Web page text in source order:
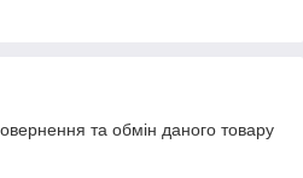
та обмін даного товару